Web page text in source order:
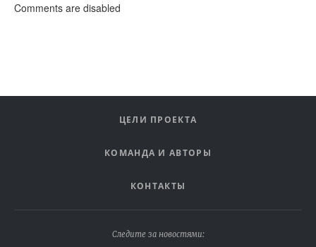
Comments are disabled
ЦЕЛИ ПРОЕКТА
КОМАНДА И АВТОРЫ
КОНТАКТЫ
Следите за новостями: